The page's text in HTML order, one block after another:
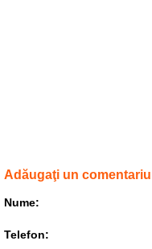
Adăugaţi un
Nume:
Telefon: